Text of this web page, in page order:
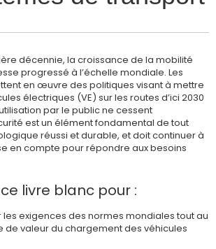
décennie, la croissance de la mobilité
progressé à l’échelle mondiale. Les
en œuvre des politiques visant à mettre
électriques (VE) sur les routes d’ici 2030
par le public ne cessent
est un élément fondamental de tout
réussi et durable, et doit continuer à
en compte pour répondre aux besoins
livre blanc pour :
les exigences des normes mondiales tout au
de valeur du chargement des véhicules